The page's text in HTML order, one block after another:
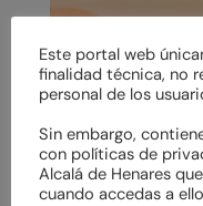
Este portal web
finalidad técnica, no
personal de los
Sin embargo,
con políticas de
Alcalá de Henares
cuando accedas a